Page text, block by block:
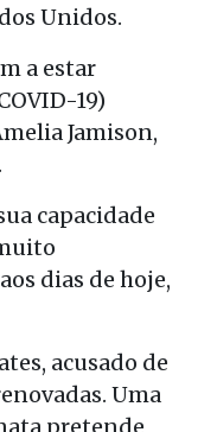
Unidos.
a estar
19)
Jamison,
capacidade
dias de hoje,
acusado de
Uma